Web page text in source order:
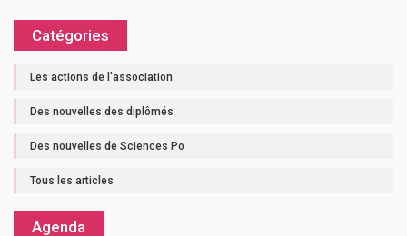
Catégories
Les actions de l'association
Des nouvelles des diplômés
Des nouvelles de Sciences Po
Tous les articles
Agenda